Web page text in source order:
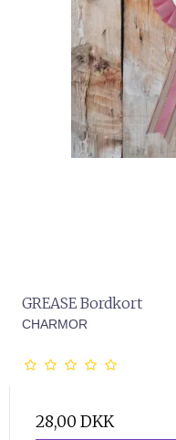
GREASE Bordkort
CHARMOR
28,00 DKK